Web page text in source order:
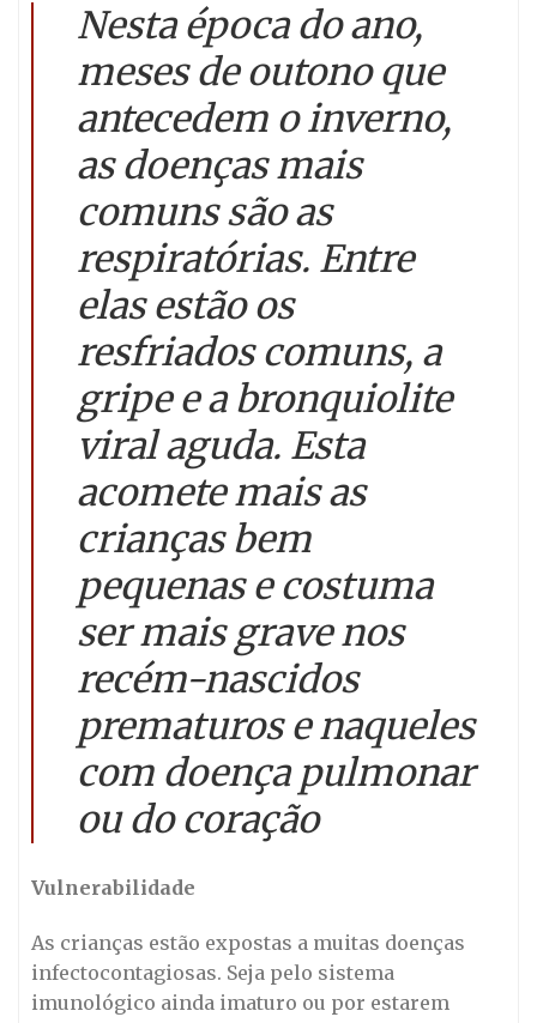
Nesta época do ano,
meses de outono que
antecedem o inverno,
as doenças mais
comuns são as
respiratórias. Entre
elas estão os
resfriados comuns, a
gripe e a bronquiolite
viral aguda. Esta
acomete mais as
crianças bem
pequenas e costuma
ser mais grave nos
recém-nascidos
prematuros e naqueles
com doença pulmonar
ou do coração
Vulnerabilidade
As crianças estão expostas a muitas doenças
infectocontagiosas. Seja pelo sistema
imunológico ainda imaturo ou por estarem